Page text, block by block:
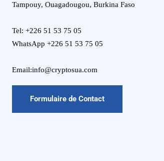
Tampouy, Ouagadougou, Burkina Faso
Tel: +226 51 53 75 05
WhatsApp +226 51 53 75 05
Email:info@cryptosua.com
Formulaire de Contact